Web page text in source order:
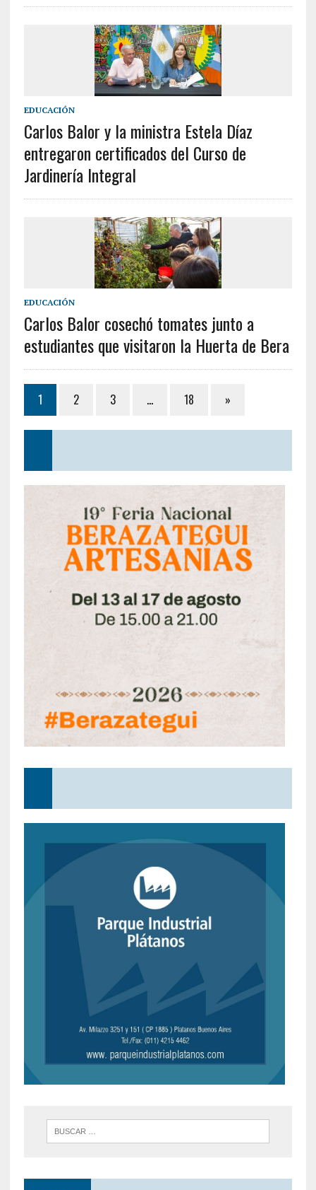
EDUCACIÓN
Carlos Balor y la ministra Estela Díaz
entregaron certificados del Curso de
Jardinería Integral
EDUCACIÓN
Carlos Balor cosechó tomates junto a
estudiantes que visitaron la Huerta de Bera
1 2 3 … 18 »